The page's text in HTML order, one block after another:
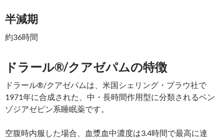
半減期
約36時間
ドラール®/クアゼパムの特徴
ドラール®/クアゼパムは、米国シェリング・プラウ社で
1971年に合成された、中・長時間作用型に分類されるベン
ゾジアゼピン系睡眠薬です。
空腹時内服した場合、血漿血中濃度は3.4時間で最高に達